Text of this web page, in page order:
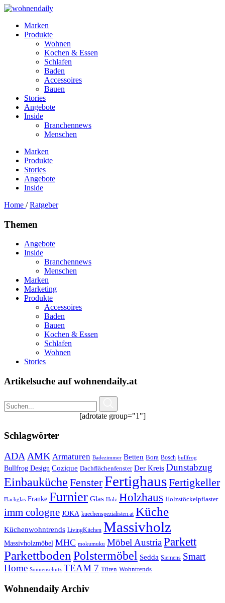
Marken
Produkte
Wohnen
Kochen & Essen
Schlafen
Baden
Accessoires
Bauen
Stories
Angebote
Inside
Branchennews
Menschen
Marken
Produkte
Stories
Angebote
Inside
Home /Ratgeber
Themen
Angebote
Inside
Branchennews
Menschen
Marken
Marketing
Produkte
Accessoires
Baden
Bauen
Kochen & Essen
Schlafen
Wohnen
Stories
Artikelsuche auf wohnendaily.at
[adrotate group="1"]
Schlagwörter
ADA AMK Armaturen Badezimmer Betten Bora Bosch bullfrog
Bullfrog Design Cozique Dachflächenfenster Der Kreis Dunstabzug
Einbauküche FensterFertighausFertigkeller
Flachglas Franke Furnier Glas Holz Holzhaus Holzstöckelpflaster
imm cologne JOKA kuechenspezialisten.at Küche
Küchenwohntrends LivingKitchen Massivholz
Massivholzmöbel MHC mokumuku Möbel AustriaParkett
Parkettboden Polstermöbel Sedda Siemens Smart
Home Sonnenschutz TEAM 7 Türen Wohntrends
Wohnendaily Archiv